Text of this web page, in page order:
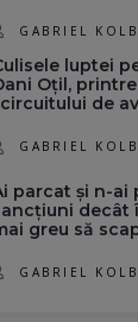
GABRIEL
luptei
Oțil,
de
GABRIEL
parcat și n-ai
decât
greu să
GABRIEL